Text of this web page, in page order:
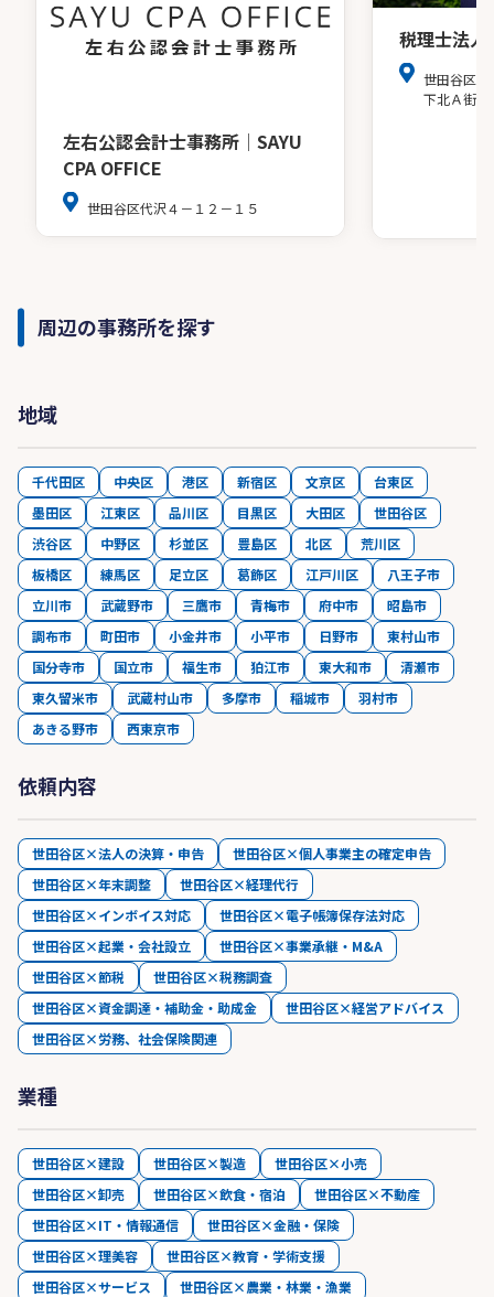
左右公認会計士事務所│SAYU
CPA OFFICE
世田谷区代沢４－１２－１５
税理士法人
世田谷区
下北Ａ街区
周辺の事務所を探す
地域
千代田区 中央区 港区 新宿区 文京区
台東区
墨田区
江東区 品川区 目黒区 大田区
世田谷区
渋谷区
中野区 杉並区 豊島区 北区
荒川区
板橋区
練馬区 足立区 葛飾区 江戸川区
八王子市
立川市
武蔵野市 三鷹市 青梅市 府中市
昭島市
調布市
町田市 小金井市 小平市 日野市
東村山市
国分寺市
国立市 福生市 狛江市 東大和市
清瀬市
東久留米市
武蔵村山市 多摩市 稲城市
羽村市
あきる野市
西東京市
依頼内容
世田谷区×法人の決算・申告
世田谷区×個人事業主の確定申告
世田谷区×年末調整
世田谷区×経理代行
世田谷区×インボイス対応
世田谷区×電子帳簿保存法対応
世田谷区×起業・会社設立
世田谷区×事業承継・M&A
世田谷区×節税
世田谷区×税務調査
世田谷区×資金調達・補助金・助成金
世田谷区×経営アドバイス
世田谷区×労務、社会保険関連
業種
世田谷区×建設 世田谷区×製造
世田谷区×小売
世田谷区×卸売
世田谷区×飲食・宿泊
世田谷区×不動産
世田谷区×IT・情報通信
世田谷区×金融・保険
世田谷区×理美容
世田谷区×教育・学術支援
世田谷区×サービス
世田谷区×農業・林業・漁業